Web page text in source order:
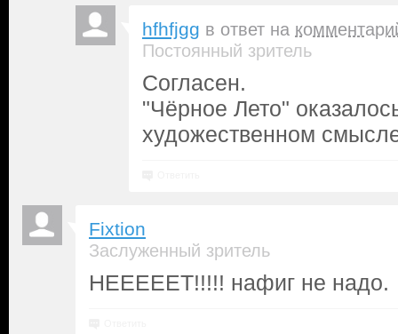
hfhfjgg в ответ на
Постоянный зритель
Согласен.
"Чёрное Лето"
художественном
Fixtion
Заслуженный зритель
НЕЕЕЕЕТ!!!!! нафиг не надо.